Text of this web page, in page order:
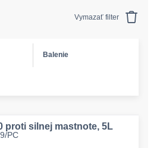
Vymazať filter
Balenie
proti silnej mastnote, 5L
PC